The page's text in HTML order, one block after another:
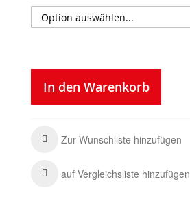
In den Warenkorb
Zur Wunschliste hinzufügen
auf Vergleichsliste hinzufügen